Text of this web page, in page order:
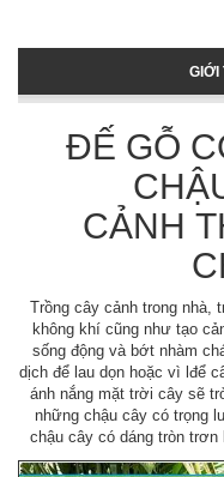
GIỚI
ĐẾ GỖ
CẢNH
Trồng cây cảnh trong nhà,
không khí cũng như tạo
sống động và bớt nhàm
dịch để lau dọn hoặc vì lđể
ánh nắng mặt trời cây sẽ
những chậu cây có trọng
chậu cây có dáng tròn trơn